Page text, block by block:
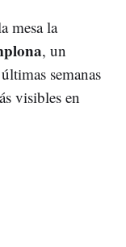
mesa la
, un
semanas
visibles en